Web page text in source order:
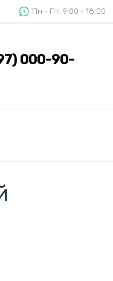
Пн - Пт: 9:00 - 18:00
000-90-